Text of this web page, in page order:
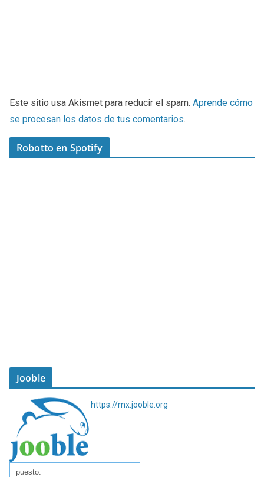
Este sitio usa Akismet para reducir el spam. Aprende cómo
se procesan los datos de tus comentarios.
Robotto en Spotify
Jooble
https://mx.jooble.org
puesto: